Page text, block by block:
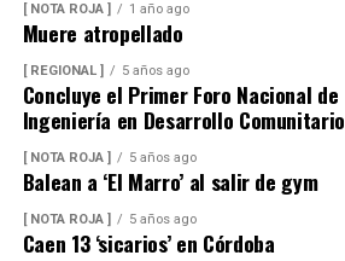
[ NOTA ROJA ] 1 año ago
Muere atropellado
[ REGIONAL ] 5 años ago
Concluye el Primer Foro Nacional de
Ingeniería en Desarrollo Comunitario
[ NOTA ROJA ] 5 años ago
Balean a ‘El Marro’ al salir de gym
[ NOTA ROJA ] 5 años ago
Caen 13 ‘sicarios’ en Córdoba